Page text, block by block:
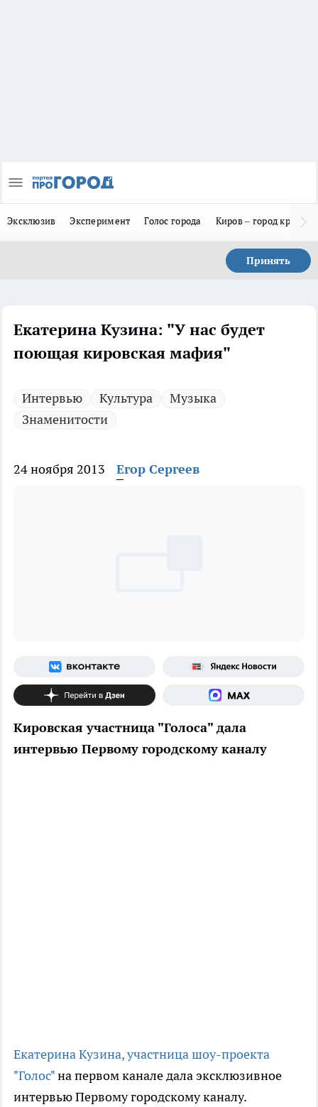
Эксклюзив Эксперимент Голос города Киров – город
Принять
Екатерина Кузина: "У нас будет
поющая кировская мафия"
Интервью Культура
Музыка
Знаменитости
24 ноября 2013 Егор Сергеев
Кировская участница "Голоса" дала
интервью Первому городскому каналу
Екатерина Кузина, участница шоу-проекта
"Голос"на первом канале дала эксклюзивное
интервью Первому городскому каналу.